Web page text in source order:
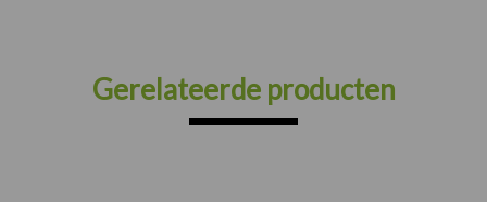
Gerelateerde producten